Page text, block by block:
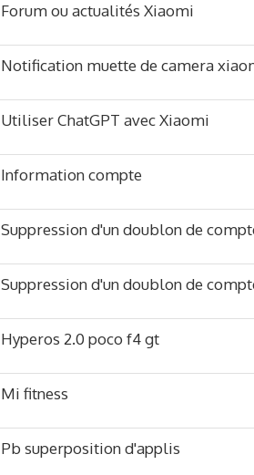
Forum ou actualités Xiaomi
Notification muette de camera
Utiliser ChatGPT avec Xiaomi
Information compte
Suppression d'un doublon de
Suppression d'un doublon de
Hyperos 2.0 poco f4 gt
Mi fitness
Pb superposition d'applis